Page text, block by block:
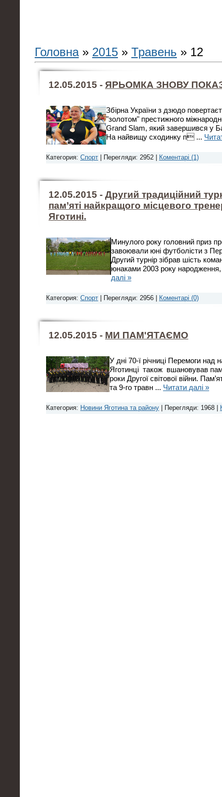
Головна» 2015 » Травень » 12
12.05.2015 - ЯРЬОМКА ЗНОВУ
Збірна України з дзюдо
"золотом" престижного
Grand Slam, який завершився у
На найвищу сходинку п ...
Категория: Спорт | Перегляди: 2952 | Коментарі (1)
12.05.2015 - Другий традиційний
пам’яті найкращого місцевого
Яготині.
Минулого року головний приз
завоювали юні футболісти з
Другий турнір зібрав шість
юнаками 2003 року
далі »
Категория: Спорт | Перегляди: 2956 | Коментарі (0)
12.05.2015 - МИ ПАМ'ЯТАЄМО
У дні 70-ї річниці Перемоги над
Яготинці також вшановував
роки Другої світової війни.
та 9-го травн ... Читати далі »
Категория: Новини Яготина та району | Перегляди: 1968 |